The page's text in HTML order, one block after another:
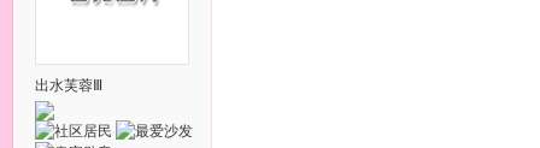
出水芙蓉Ⅲ